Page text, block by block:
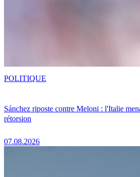
Sánchez riposte contre Meloni : l'Italie
rétorsion
07.08.2026
POLITIQUE